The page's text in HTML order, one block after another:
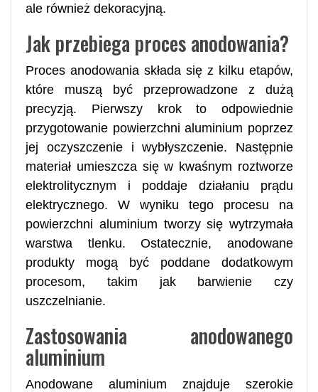
ale również dekoracyjną.
Jak przebiega proces anodowania?
Proces anodowania składa się z kilku etapów,
które muszą być przeprowadzone z dużą
precyzją. Pierwszy krok to odpowiednie
przygotowanie powierzchni aluminium poprzez
jej oczyszczenie i wybłyszczenie. Następnie
materiał umieszcza się w kwaśnym roztworze
elektrolitycznym i poddaje działaniu prądu
elektrycznego. W wyniku tego procesu na
powierzchni aluminium tworzy się wytrzymała
warstwa tlenku. Ostatecznie, anodowane
produkty mogą być poddane dodatkowym
procesom, takim jak barwienie czy
uszczelnianie.
Zastosowania anodowanego
aluminium
Anodowane aluminium znajduje szerokie